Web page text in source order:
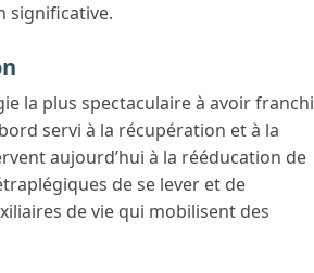
significative.
la plus spectaculaire à avoir franchi
servi à la récupération et à la
aujourd’hui à la rééducation de
de se lever et de
de vie qui mobilisent des